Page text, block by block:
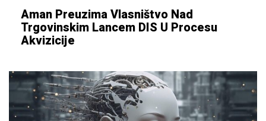
Aman Preuzima Vlasništvo Nad
Trgovinskim Lancem DIS U Procesu
Akvizicije